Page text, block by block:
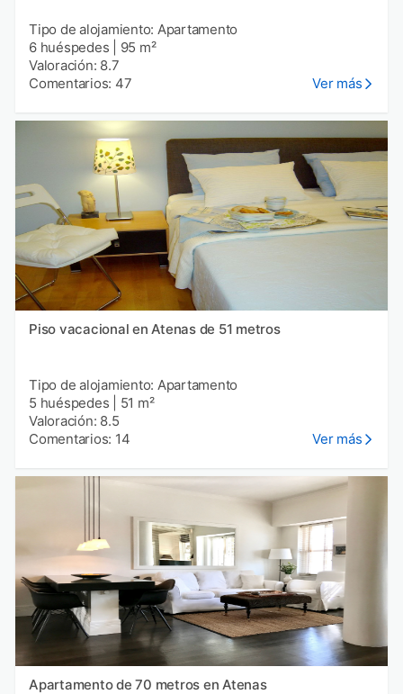
Tipo de alojamiento: Apartamento
6 huéspedes
95 m²
Valoración: 8.7
Comentarios: 47
Ver más
Piso vacacional en Atenas de 51 metros
Tipo de alojamiento: Apartamento
5 huéspedes
51 m²
Valoración: 8.5
Comentarios: 14
Ver más
Apartamento de 70 metros en Atenas